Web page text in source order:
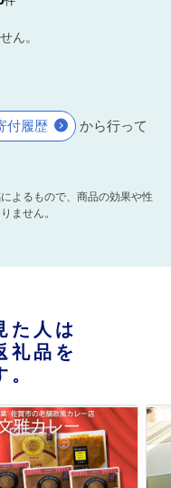
ん。
付履歴
から行って
よるもので、商品の効果や性
ません。
た人は
礼品を
。